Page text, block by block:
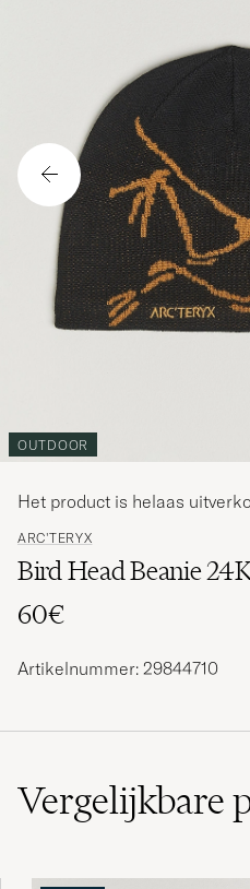
OUTDOOR
ARC'TERYX
Bird Head Beanie
60€
Het product is helaas
Artikelnummer: 29844710
Vergelijkbare